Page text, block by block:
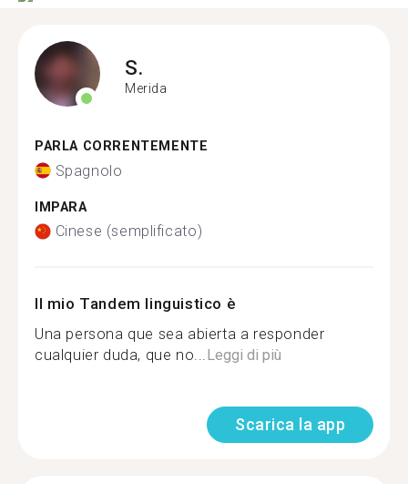
S.
Merida
PARLA CORRENTEMENTE
Spagnolo
IMPARA
Cinese (semplificato)
Il mio Tandem linguistico è
Una persona que sea abierta a responder
cualquier duda, que no...Leggi di più
Scarica la app